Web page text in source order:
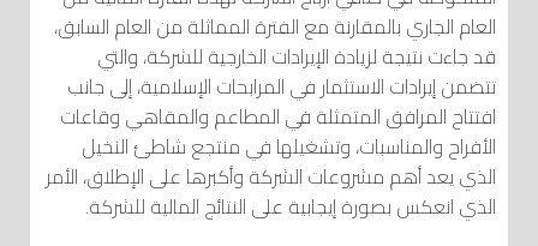
العام الجاري بالمقارنة مع الفترة المماثلة من العام السابق،
قد جاءت نتيجة لزيادة الإيرادات الخارجية للشركة، والتي
تتضمن إيرادات الاستثمار في المرابحات الإسلامية، إلى جانب
افتتاح المرافق المتمثلة في المطاعم والمقاهي وقاعات
الأفراح والمناسبات، وتشغيلها في منتجع شاطئ النخيل
الذي يعد أهم مشروعات الشركة وأكبرها على الإطلاق، الأمر
الذي انعكس بصورة إيجابية على النتائج المالية للشركة.